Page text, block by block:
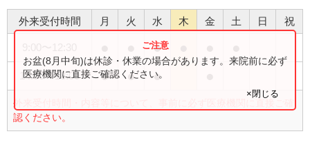
外来受付時間 月 火 水 木 金 土 日 祝
●
14:00〜18:00 ● ● ●
外来受付時間・内容等について、事前に必ず医療機関に直接ご確
認ください。
お盆(8月中旬)は休診・休業の場合があります。来院前に必ず
医療機関に直接ご確認ください。
×閉じる